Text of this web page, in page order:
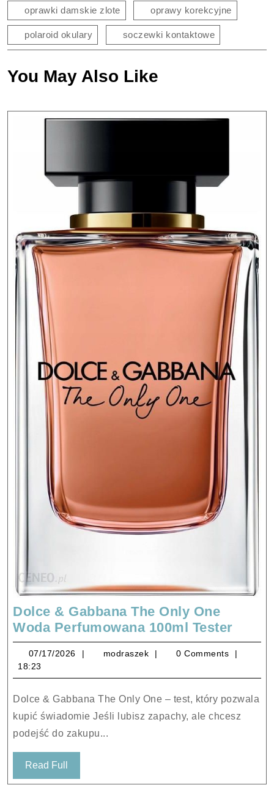
oprawki damskie zlote oprawy korekcyjne
polaroid okulary soczewki kontaktowe
You May Also Like
Dolce & Gabbana The Only One
Woda Perfumowana 100ml TesterDolce
&
The
One
Woda
07/17/2026 07/17/2026
modraszek modraszek
0 Comments
18:23
Dolce & Gabbana The Only One – test, który pozwala
kupić świadomie Jeśli lubisz zapachy, ale chcesz
podejść do zakupu...
Read Full
Full